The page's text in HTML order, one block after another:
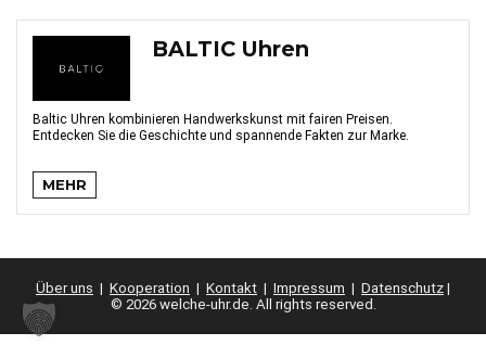
BALTIC Uhren
Baltic Uhren kombinieren Handwerkskunst mit fairen Preisen.
Entdecken Sie die Geschichte und spannende Fakten zur Marke.
MEHR
Über uns | Kooperation | Kontakt | Impressum | Datenschutz |
© 2026 welche-uhr.de. All rights reserved.